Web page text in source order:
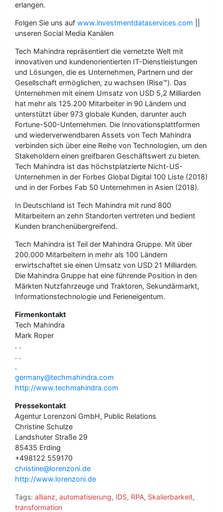
erlangen.
Folgen Sie uns auf www.investmentdataservices.com
unseren Social Media Kanälen
Tech Mahindra repräsentiert die vernetzte Welt mit
innovativen und kundenorientierten IT-Dienstleistungen
und Lösungen, die es Unternehmen, Partnern und der
Gesellschaft ermöglichen, zu wachsen (Rise™). Das
Unternehmen mit einem Umsatz von USD 5,2 Milliarden
hat mehr als 125.200 Mitarbeiter in 90 Ländern und
unterstützt über 973 globale Kunden, darunter auch
Fortune-500-Unternehmen. Die Innovationsplattformen
und wiederverwendbaren Assets von Tech Mahindra
verbinden sich über eine Reihe von Technologien, um den
Stakeholdern einen greifbaren Geschäftswert zu bieten.
Tech Mahindra ist das höchstplatzierte Nicht-US-
Unternehmen in der Forbes Global Digital 100 Liste (2018)
und in der Forbes Fab 50 Unternehmen in Asien (2018).
In Deutschland ist Tech Mahindra mit rund 800
Mitarbeitern an zehn Standorten vertreten und bedient
Kunden branchenübergreifend.
Tech Mahindra ist Teil der Mahindra Gruppe. Mit über
200.000 Mitarbeitern in mehr als 100 Ländern
erwirtschaftet sie einen Umsatz von USD 21 Milliarden.
Die Mahindra Gruppe hat eine führende Position in den
Märkten Nutzfahrzeuge und Traktoren, Sekundärmarkt,
Informationstechnologie und Ferieneigentum.
Firmenkontakt
Tech Mahindra
Mark Roper
. .
. .
.
germany@techmahindra.com
http://www.techmahindra.com
Pressekontakt
Agentur Lorenzoni GmbH, Public Relations
Christine Schulze
Landshuter Straße 29
85435 Erding
+498122 559170
christine@lorenzoni.de
http://www.lorenzoni.de
Tags: allianz, automatisierung, IDS, RPA, Skalierbarkeit,
transformation